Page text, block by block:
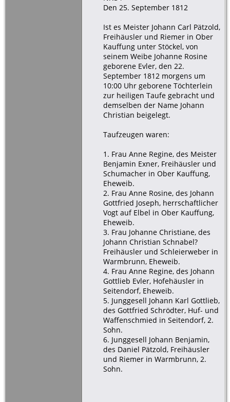
Den 25. September 1812
Ist es Meister Johann Carl Pätzold,
Freihäusler und Riemer in Ober
Kauffung unter Stöckel, von
seinem Weibe Johanne Rosine
geborene Evler, den 22.
September 1812 morgens um
10:00 Uhr geborene Töchterlein
zur heiligen Taufe gebracht und
demselben der Name Johann
Christian beigelegt.
Taufzeugen waren:
1. Frau Anne Regine, des Meister
Benjamin Exner, Freihäusler und
Schumacher in Ober Kauffung,
Eheweib.
2. Frau Anne Rosine, des Johann
Gottfried Joseph, herrschaftlicher
Vogt auf Elbel in Ober Kauffung,
Eheweib.
3. Frau Johanne Christiane, des
Johann Christian Schnabel?
Freihäusler und Schleierweber in
Warmbrunn, Eheweib.
4. Frau Anne Regine, des Johann
Gottlieb Evler, Hofehäusler in
Seitendorf, Eheweib.
5. Junggesell Johann Karl Gottlieb,
des Gottfried Schrödter, Huf- und
Waffenschmied in Seitendorf, 2.
Sohn.
6. Junggesell Johann Benjamin,
des Daniel Pätzold, Freihäusler
und Riemer in Warmbrunn, 2.
Sohn.